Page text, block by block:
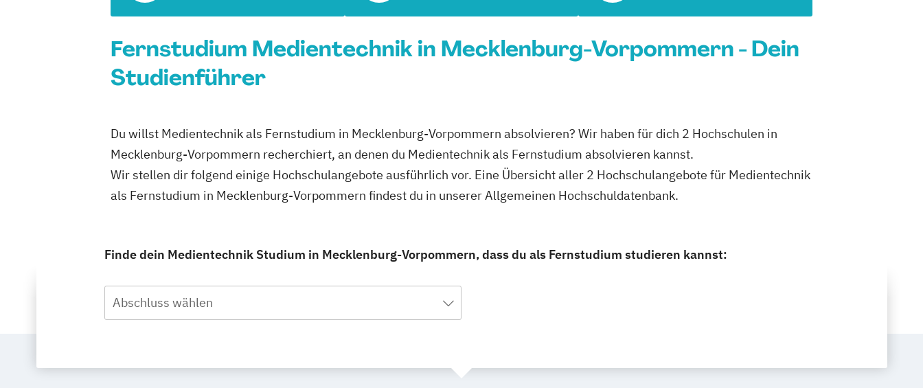
Fernstudium Medientechnik in Mecklenburg-Vorpommern - Dein
Studienführer
Du willst Medientechnik als Fernstudium in Mecklenburg-Vorpommern absolvieren? Wir haben für dich 2 Hochschulen in
Mecklenburg-Vorpommern recherchiert, an denen du Medientechnik als Fernstudium absolvieren kannst.
Wir stellen dir folgend einige Hochschulangebote ausführlich vor. Eine Übersicht aller 2 Hochschulangebote für Medientechnik
als Fernstudium in Mecklenburg-Vorpommern findest du in unserer Allgemeinen Hochschuldatenbank.
Finde dein Medientechnik Studium in Mecklenburg-Vorpommern, dass du als Fernstudium studieren kannst:
Abschluss wählen